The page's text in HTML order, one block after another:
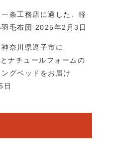
条工務店に適した、軽
毛布団
2025年2月3日
奈川県逗子市に
ナチュールフォームの
グベッドをお届け
日